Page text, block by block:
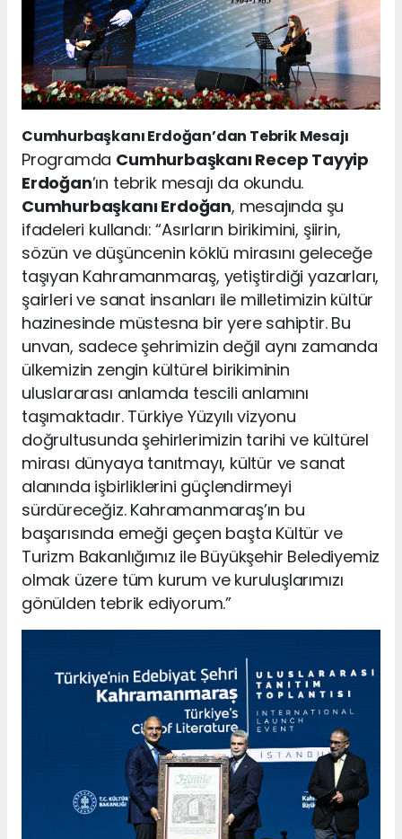
Cumhurbaşkanı Erdoğan’dan Tebrik Mesajı
Programda Cumhurbaşkanı Recep Tayyip
Erdoğan’ın tebrik mesajı da okundu.
Cumhurbaşkanı Erdoğan, mesajında şu
ifadeleri kullandı: “Asırların birikimini, şiirin,
sözün ve düşüncenin köklü mirasını geleceğe
taşıyan Kahramanmaraş, yetiştirdiği yazarları,
şairleri ve sanat insanları ile milletimizin kültür
hazinesinde müstesna bir yere sahiptir. Bu
unvan, sadece şehrimizin değil aynı zamanda
ülkemizin zengin kültürel birikiminin
uluslararası anlamda tescili anlamını
taşımaktadır. Türkiye Yüzyılı vizyonu
doğrultusunda şehirlerimizin tarihi ve kültürel
mirası dünyaya tanıtmayı, kültür ve sanat
alanında işbirliklerini güçlendirmeyi
sürdüreceğiz. Kahramanmaraş’ın bu
başarısında emeği geçen başta Kültür ve
Turizm Bakanlığımız ile Büyükşehir Belediyemiz
olmak üzere tüm kurum ve kuruluşlarımızı
gönülden tebrik ediyorum.”